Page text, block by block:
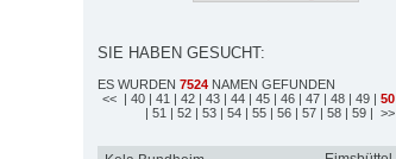
SIE HABEN GESUCHT:
ES WURDEN 7524 NAMEN GEFUNDEN
<< | 40 | 41 | 42 | 43 | 44 | 45 | 46 | 47 | 48 | 49 | 50
| 51 | 52 | 53 | 54 | 55 | 56 | 57 | 58 | 59 | >>